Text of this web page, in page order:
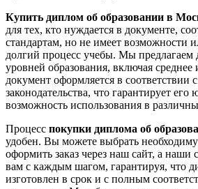
Купить диплом об образовании в
для тех, кто нуждается в документе,
стандартам, но не имеет возможности
долгий процесс учебы. Мы предлагаем
уровней образования, включая
документ оформляется в соответствии
законодательства, что гарантирует
возможность использования в
Процесс покупки диплома об
удобен. Вы можете выбрать
оформить заказ через наш сайт, а наши
вам с каждым шагом, гарантируя, что
изготовлен в срок и с полным